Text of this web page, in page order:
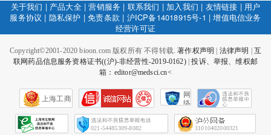
关于我们 | 产品大全|营销服务 | 联系我们 | 加入我们 | 友情链接 | 用户
服务协议 | 隐私保护 |免责条款 | 沪ICP备14018915号-1 |增值电信业务
经营许可证
Copyright©2001-2020 bioon.com 版权所有 不得转载.著作权声明 法律声明
互
联网药品信息服务资格证书((沪)-非经营性-2019-0162)|投诉、举报、维权邮
箱：editor@medsci.cn<
上海工商
网
络
会
征
021-54485309-8082 31010402000321